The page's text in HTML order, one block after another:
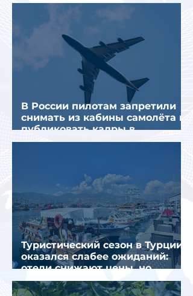
В России пилотам запретили
снимать из кабины самолёта и
публиковать кадры в
интернете
Туристический сезон в Турции
оказался слабее ожиданий:
отели снижают цены, но
загрузка остается низкой